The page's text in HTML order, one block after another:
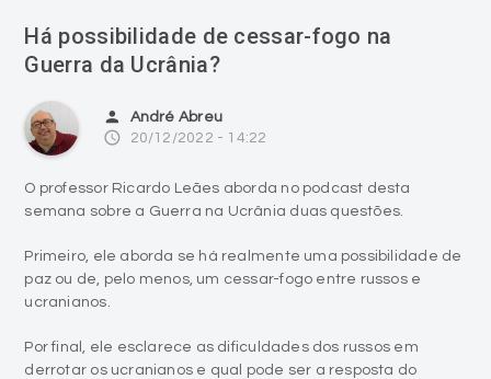
Há possibilidade de cessar-fogo na
Guerra da Ucrânia?
person André Abreu
access_time 20/12/2022 - 14:22
O professor Ricardo Leães aborda no podcast desta
semana sobre a Guerra na Ucrânia duas questões.
Primeiro, ele aborda se há realmente uma possibilidade de
paz ou de, pelo menos, um cessar-fogo entre russos e
ucranianos.
Por final, ele esclarece as dificuldades dos russos em
derrotar os ucranianos e qual pode ser a resposta do